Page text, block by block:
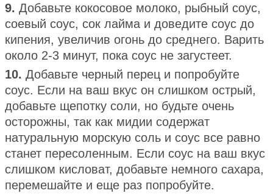
9. Добавьте кокосовое молоко, рыбный соус,
соевый соус, сок лайма и доведите соус до
кипения, увеличив огонь до среднего. Варить
около 2-3 минут, пока соус не загустеет.
10. Добавьте черный перец и попробуйте
соус. Если на ваш вкус он слишком острый,
добавьте щепотку соли, но будьте очень
осторожны, так как мидии содержат
натуральную морскую соль и соус все равно
станет пересоленным. Если соус на ваш вкус
слишком кисловат, добавьте немного сахара,
перемешайте и еще раз попробуйте.